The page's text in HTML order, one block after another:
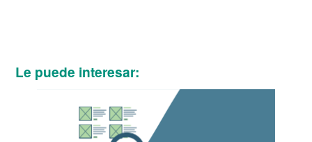
Le puede interesar: